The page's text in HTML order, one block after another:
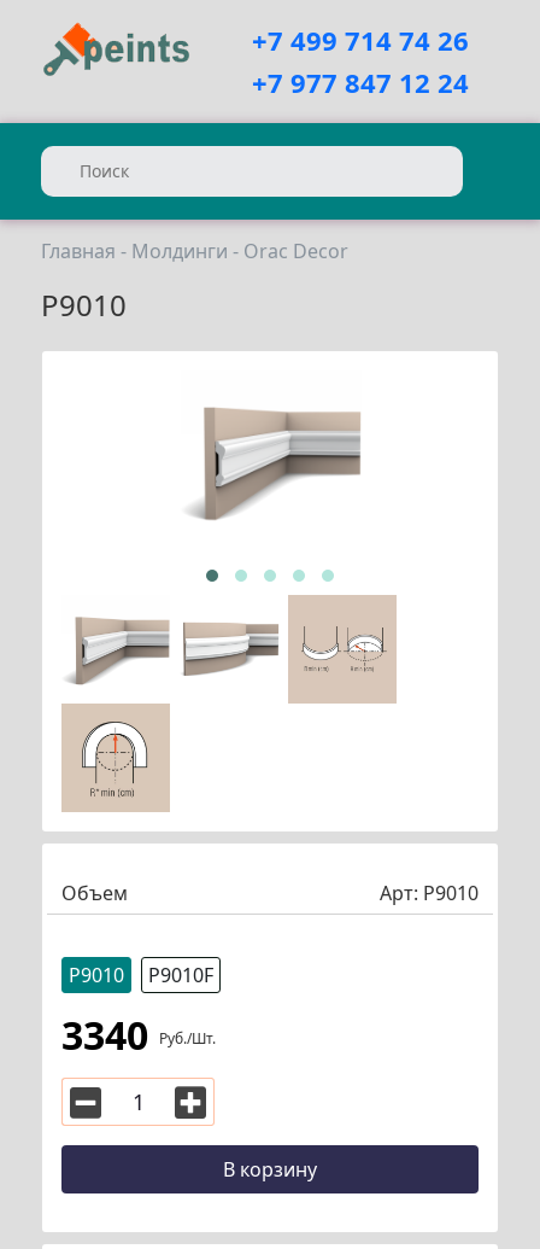
+7 499 714 74 26
+7 977 847 12 24
Главная - Молдинги - Orac Decor
P9010
Объем Арт: P9010
P9010 P9010F
3340 Руб./шт.
В корзину